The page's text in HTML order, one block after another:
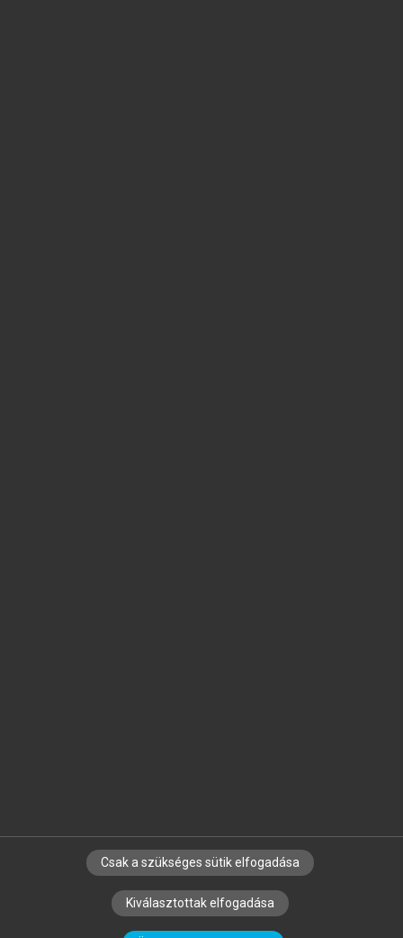
SZERZŐKNEK CÉGEKNEK KÖNYVTÁROSOKNAK
SZERKESZTÉSI ÉS LEKTORÁLÁSI ALAPELVEK
Csak a szükséges sütik elfogadása
Kiválasztottak elfogadása